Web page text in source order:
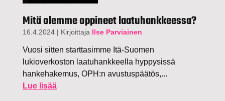
Mitä olemme oppineet laatuhankkeessa?
16.4.2024 | Kirjoittaja Ilse Parviainen
Vuosi sitten starttasimme Itä-Suomen
lukioverkoston laatuhankkeella hyppysissä
hankehakemus, OPH:n avustuspäätös,...
Lue lisää